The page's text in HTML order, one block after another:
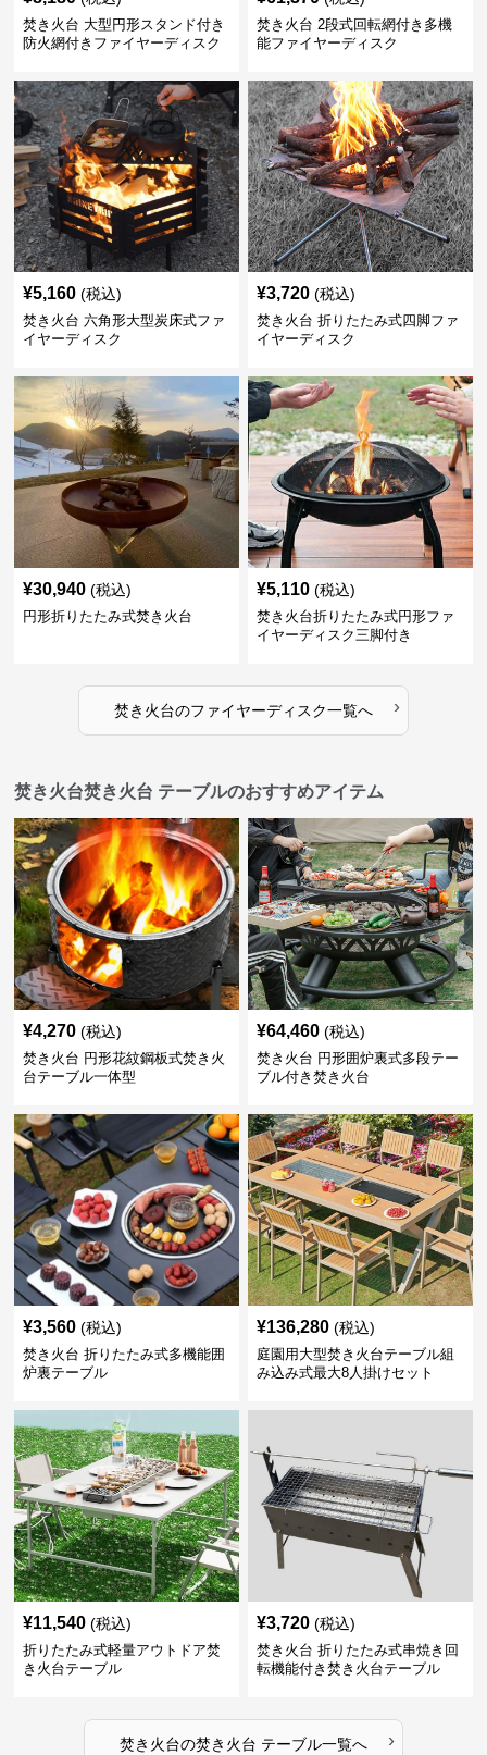
焚き火台 大型円形スタンド付き
防火網付きファイヤーディスク
焚き火台 2段式回転網付き多機
能ファイヤーディスク
¥5,160 (税込)
焚き火台 六角形大型炭床式ファ
イヤーディスク
¥3,720 (税込)
焚き火台 折りたたみ式四脚ファ
イヤーディスク
¥30,940 (税込)
円形折りたたみ式焚き火台
¥5,110 (税込)
焚き火台折りたたみ式円形ファ
イヤーディスク三脚付き
焚き火台のファイヤーディスク一覧へ ›
焚き火台焚き火台 テーブルのおすすめアイテム
¥4,270 (税込)
焚き火台 円形花紋鋼板式焚き火
台テーブル一体型
¥64,460 (税込)
焚き火台 円形囲炉裏式多段テー
ブル付き焚き火台
¥3,560 (税込)
焚き火台 折りたたみ式多機能囲
炉裏テーブル
¥136,280 (税込)
庭園用大型焚き火台テーブル組
み込み式最大8人掛けセット
¥11,540 (税込)
折りたたみ式軽量アウトドア焚
き火台テーブル
¥3,720 (税込)
焚き火台 折りたたみ式串焼き回
転機能付き焚き火台テーブル
焚き火台の焚き火台 テーブル一覧へ ›